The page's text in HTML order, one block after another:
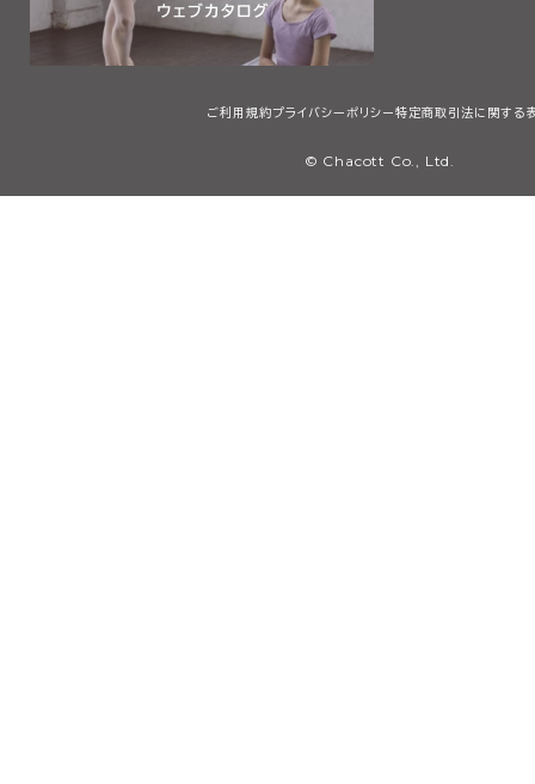
ご利用規約プライバシーポリシー 特定商取引法に関する
© Chacott Co., Ltd.